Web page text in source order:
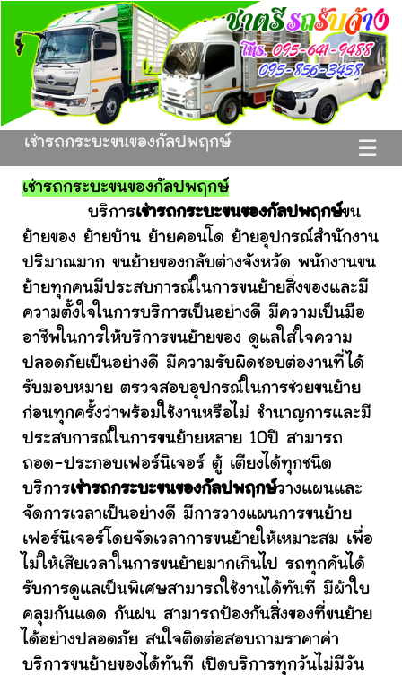
☰
เช่ารถกระบะขนของกัลปพฤกษ์
เช่ารถกระบะขนของกัลปพฤกษ์
บริการเช่ารถกระบะขนของกัลปพฤกษ์ขน
ย้ายของ ย้ายบ้าน ย้ายคอนโด ย้ายอุปกรณ์สำนักงาน
ปริมาณมาก ขนย้ายของกลับต่างจังหวัด พนักงานขน
ย้ายทุกคนมีประสบการณ์ในการขนย้ายสิ่งของและมี
ความตั้งใจในการบริการเป็นอย่างดี มีความเป็นมือ
อาชีพในการให้บริการขนย้ายของ ดูแลใส่ใจความ
ปลอดภัยเป็นอย่างดี มีความรับผิดชอบต่องานที่ได้
รับมอบหมาย ตรวจสอบอุปกรณ์ในการช่วยขนย้าย
ก่อนทุกครั้งว่าพร้อมใช้งานหรือไม่ ชำนาญการและมี
ประสบการณ์ในการขนย้ายหลาย 10ปี สามารถ
ถอด-ประกอบเฟอร์นิเจอร์ ตู้ เตียงได้ทุกชนิด
บริการเช่ารถกระบะขนของกัลปพฤกษ์วางแผนและ
จัดการเวลาเป็นอย่างดี มีการวางแผนการขนย้าย
เฟอร์นิเจอร์โดยจัดเวลาการขนย้ายให้เหมาะสม เพื่อ
ไม่ให้เสียเวลาในการขนย้ายมากเกินไป รถทุกคันได้
รับการดูแลเป็นพิเศษสามารถใช้งานได้ทันที มีผ้าใบ
คลุมกันแดด กันฝน สามารถป้องกันสิ่งของที่ขนย้าย
ได้อย่างปลอดภัย สนใจติดต่อสอบถามราคาค่า
บริการขนย้ายของได้ทันที เปิดบริการทุกวันไม่มีวัน